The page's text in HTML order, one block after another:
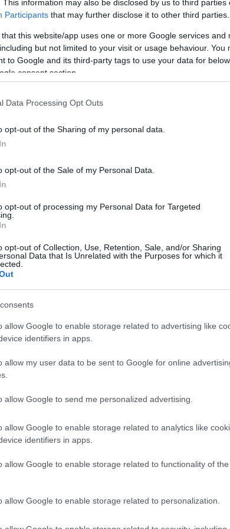
This information may also be disclosed by us to third parties
Participants that may further disclose it to other third parties.
that this website/app uses one or more Google services and
but not limited to your visit or usage behaviour. You
to Google and its third-party tags to use your data for
consent section.
Data Processing Opt Outs
opt-out of the Sharing of my personal data.
opt-out of the Sale of my Personal Data.
opt-out of processing my Personal Data for Targeted
opt-out of Collection, Use, Retention, Sale, and/or Sharing
Data that Is Unrelated with the Purposes for which it
allow Google to enable storage related to advertising like
identifiers in apps.
allow my user data to be sent to Google for online
allow Google to send me personalized advertising.
allow Google to enable storage related to analytics like
identifiers in apps.
allow Google to enable storage related to functionality of
allow Google to enable storage related to personalization.
e giustizia sportiva.
contribuì alla diffusione del movimento
regionali. Nel 1970 assunse
Settore Giovanile e Scolastico della Figc
presidente
il suo lungo percorso come
Tempio Pausania
il Codice di Giustizia Sportiva nei
gallurese.
il suo forte senso di appartenenza
lasciato i campicontinuò a considerarsi
la propria esperienza al servizio delle
profonda commozione nella sezione
quello dell’ex presidente sezionale
il valore umano e sportivo di Lissia.
regole, tanto da dedicargli la sua intera vita,
giudice sportivo, uno dei precursori del
dell’attuale presidente della sezione,
con Zio Piero, perdiamo
Sezione. Piero ci teneva
Con Piero se ne va un uomo di grande
era un’occasione buona per apprendere